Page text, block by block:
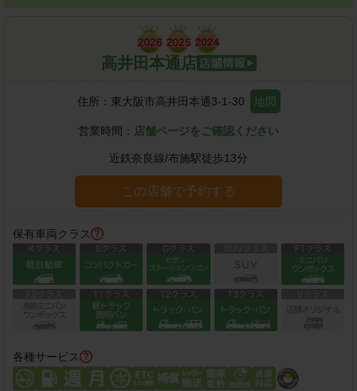
高井田本通店
住所： 東大阪市高井田本通3-1-30 地図
営業時間： 店舗ページをご確認ください
近鉄奈良線/布施駅徒歩13分
この店舗で予約する
保有車両クラス
各種サービス